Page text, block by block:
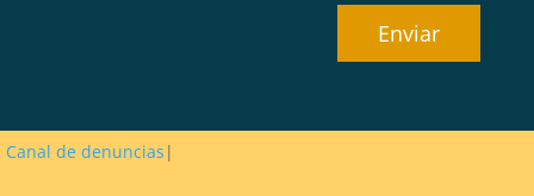
Canal de denuncias |